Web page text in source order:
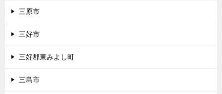
三原市
三好市
三好郡東みよし町
三島市